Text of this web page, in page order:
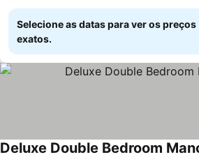
Selecione as datas para ver os preços
exatos.
Deluxe Double Bedroom